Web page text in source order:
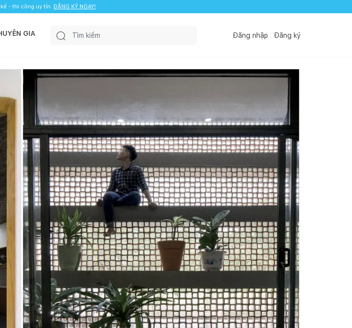
- thi công uy tín. ĐĂNG KÝ NGAY!
GIA Đăng nhập Đăng ký